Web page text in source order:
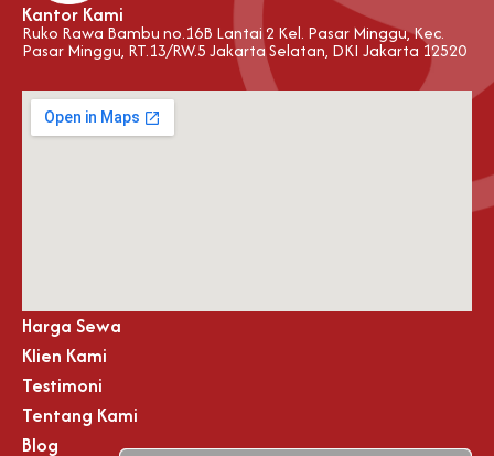
Kantor Kami
Ruko Rawa Bambu no.16B Lantai 2 Kel. Pasar Minggu, Kec.
Pasar Minggu, RT.13/RW.5 Jakarta Selatan, DKI Jakarta 12520
Harga Sewa
Klien Kami
Testimoni
Tentang Kami
Blog